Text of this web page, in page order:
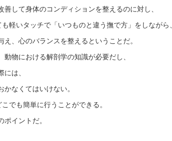
善して身体のコンディションを整えるのに対し、
軽いタッチで「いつものと違う撫で方」をしながら、
、心のバランスを整えるということだ。
物における解剖学の知識が必要だし、
は、
なくてはいけない。
でも簡単に行うことができる。
イントだ。